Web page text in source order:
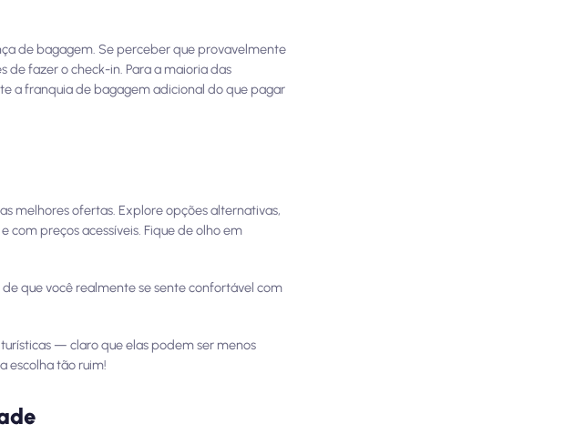
de bagagem. Se perceber que provavelmente
fazer o check-in. Para a maioria das
a franquia de bagagem adicional do que pagar
melhores ofertas. Explore opções alternativas,
com preços acessíveis. Fique de olho em
que você realmente se sente confortável com
— claro que elas podem ser menos
escolha tão ruim!